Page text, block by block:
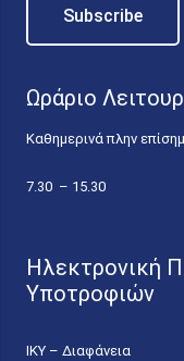
Ωράριο
Καθημερινά πλην
7.30 – 15.30
Ηλεκτρονική
Υποτροφιών
ΙΚΥ – Διαφάνεια